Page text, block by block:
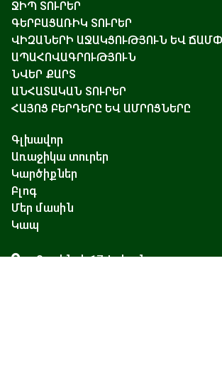
ՋԻՊ ՏՈՒՐԵՐ
ԳԵՐԲԱՑԱՌԻԿ ՏՈՒՐԵՐ
ՎԻԶԱՆԵՐԻ ԱՋԱԿՑՈՒԹՅՈՒՆ ԵՎ
ԱՊԱՀՈՎԱԳՐՈՒԹՅՈՒՆ
ՆՎԵՐ ՔԱՐՏ
ԱՆՀԱՏԱԿԱՆ ՏՈՒՐԵՐ
ՀԱՅՈՑ ԲԵՐԴԵՐԸ ԵՎ ԱՄՐՈՑՆԵՐԸ
Գլխավոր
Առաջիկա տուրեր
Կարծիքներ
Բլոգ
Մեր մասին
Կապ
Չարենցի 17, Երևան